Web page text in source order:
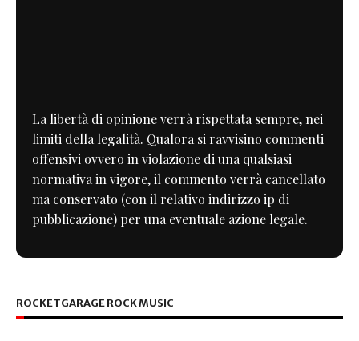
La libertà di opinione verrà rispettata sempre, nei
limiti della legalità. Qualora si ravvisino commenti
offensivi ovvero in violazione di una qualsiasi
normativa in vigore, il commento verrà cancellato
ma conservato (con il relativo indirizzo ip di
pubblicazione) per una eventuale azione legale.
ROCKETGARAGE ROCK MUSIC